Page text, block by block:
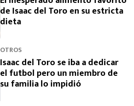
de Isaac del Toro en su estricta
dieta
OTROS
Isaac del Toro se iba a dedicar
el futbol pero un miembro de
su familia lo impidió